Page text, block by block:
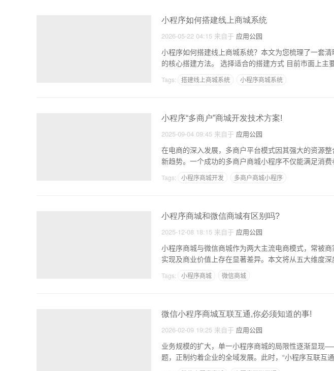
小程序如何搭建线上商城系统
2026-05-22 04:15 来自于 应用公园
小程序如何搭建线上商城系统？本文为您梳理了一套
的核心搭建方法。 选择适
Tags: 搭建线上商城系统 小程序商城系统
小程序“多商户”商城开发技术方案!
2025-09-04 09:45 来自于 应用公园
在电商的深入发展，多商户平台模式因其强大的资源
新趋势。一个成功的多商户商城小程序不仅能满足消
Tags: 小程序商城开发 多商户商城小程序
小程序商城和微信商城有区别吗?
2025-12-08 18:15 来自于 应用公园
小程序商城与微信商城作为两大主流电商模式，常被
实现及商业价值上存在显著差异。本文将从五大维度
Tags: 小程序商城 微信商城
微信小程序商城互联互通,你必须知道的事!
2026-02-09 19:25 来自于 应用公园
业务规模的扩大，单一小程序商城的局限性逐渐显现
题，正制约着企业的全域发展。此时，“小程序互联互